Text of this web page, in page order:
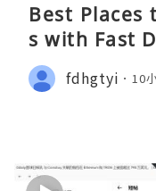
Best Places
s with Fast
fdhgtyi 10